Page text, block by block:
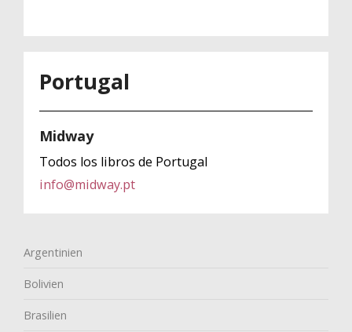
Portugal
Midway
Todos los libros de Portugal
info@midway.pt
Argentinien
Bolivien
Brasilien